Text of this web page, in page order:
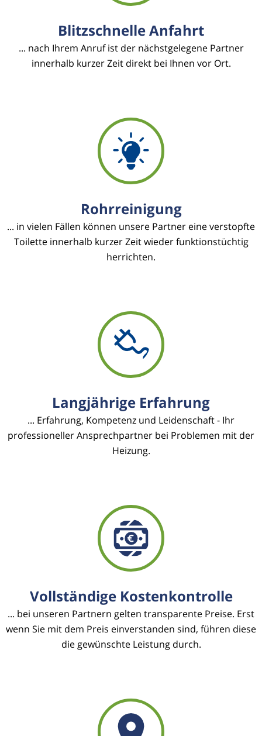
Blitzschnelle Anfahrt
... nach Ihrem Anruf ist der nächstgelegene Partner
innerhalb kurzer Zeit direkt bei Ihnen vor Ort.
Rohrreinigung
... in vielen Fällen können unsere Partner eine verstopfte
Toilette innerhalb kurzer Zeit wieder funktionstüchtig
herrichten.
Langjährige Erfahrung
... Erfahrung, Kompetenz und Leidenschaft - Ihr
professioneller Ansprechpartner bei Problemen mit der
Heizung.
Vollständige Kostenkontrolle
... bei unseren Partnern gelten transparente Preise. Erst
wenn Sie mit dem Preis einverstanden sind, führen diese
die gewünschte Leistung durch.